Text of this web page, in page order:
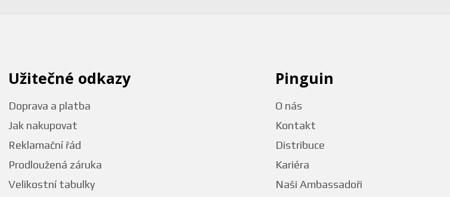
Užitečné odkazy
Doprava a platba
Jak nakupovat
Reklamační řád
Prodloužená záruka
Velikostní tabulky
Pinguin
O nás
Kontakt
Distribuce
Kariéra
Naši Ambassadoři